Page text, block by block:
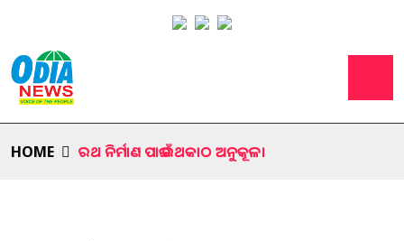
HOME ରଥ ନିର୍ମାଣ ପାଇଁ ରଥକାଠ ଅନୁକୂଳ।